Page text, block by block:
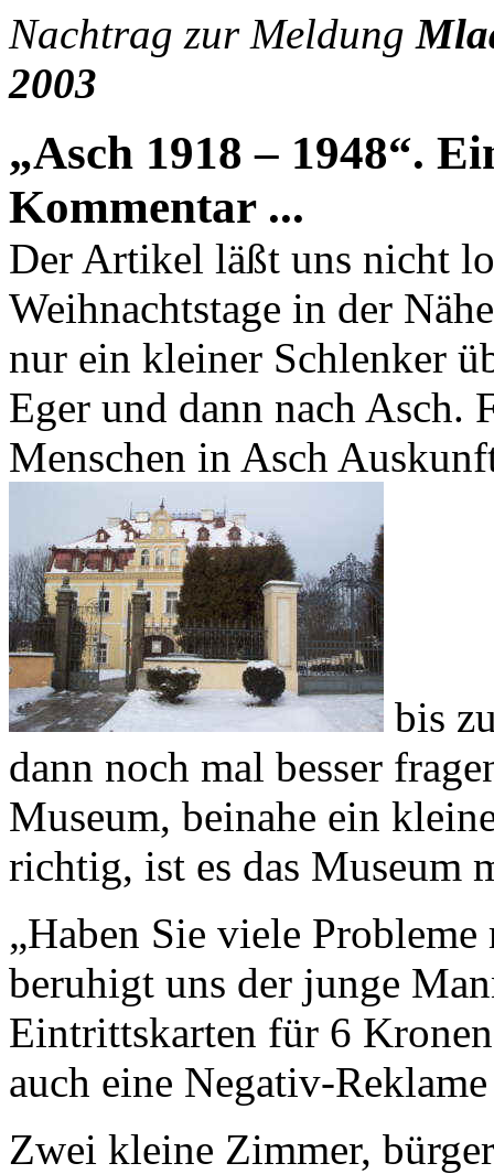
Nachtrag zur Meldung
2003
„Asch 1918 – 1948“.
Kommentar ...
Der Artikel läßt uns nicht
Weihnachtstage in der
nur ein kleiner Schlenker
Eger und dann nach Asch.
Menschen in Asch
bis
dann noch mal besser
Museum, beinahe ein
richtig, ist es das Museum
„Haben Sie viele
beruhigt uns der junge
Eintrittskarten für 6
auch eine Negativ-
Zwei kleine Zimmer,